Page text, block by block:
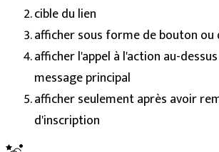
cible du lien
afficher sous forme de bouton
afficher l'appel à l'action au-
message principal
afficher seulement après avoir
d'inscription